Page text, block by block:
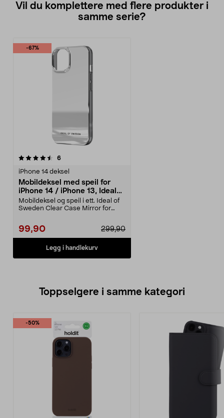
Vil du komplettere med flere produkter i
samme serie?
-67%
6anmeldelser
iPhone 14 deksel
Mobildeksel med speil for
iPhone 14 / iPhone 13, Ideal
of Sweden
Mobildeksel og speil i ett. Ideal of
Sweden Clear Case Mirror for
299,90
99,90
Legg i handlekurv
Toppselgere i samme kategori
-50%